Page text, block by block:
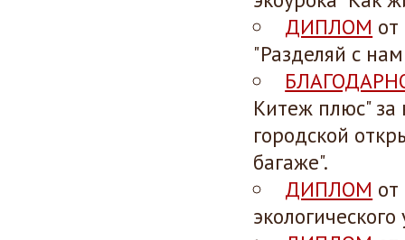
ДИПЛОМ
"Разделяй с
Китеж плюс" за
городской
багаже".
ДИПЛОМ